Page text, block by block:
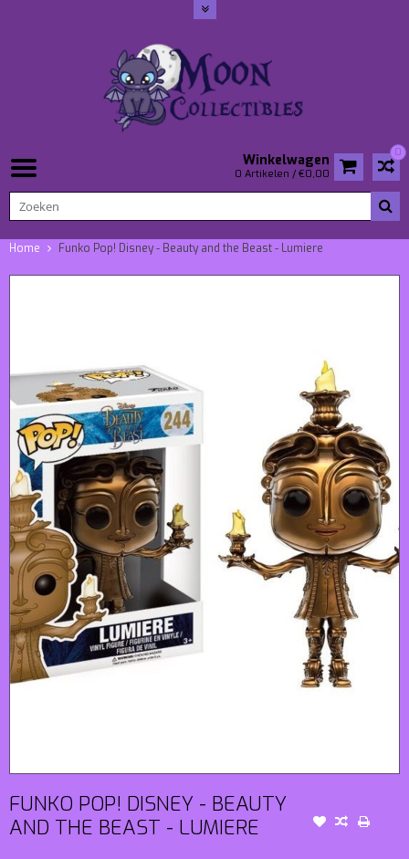
0
Winkelwagen
0 Artikelen / €0,00
Home Funko Pop! Disney - Beauty and the Beast - Lumiere
FUNKO POP! DISNEY - BEAUTY
AND THE BEAST - LUMIERE